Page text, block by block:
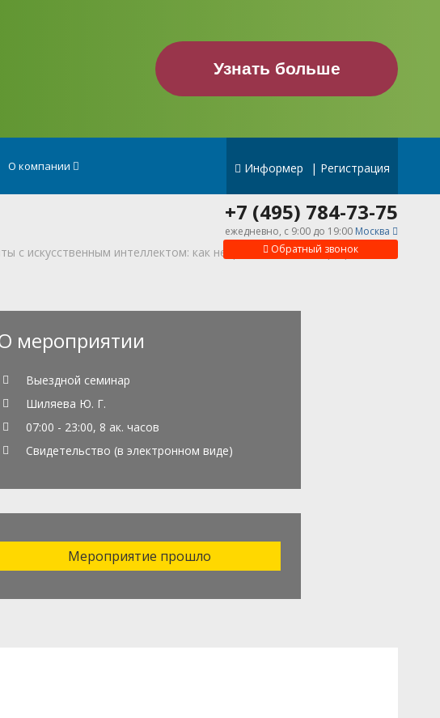
Узнать больше
О компании Информер | Регистрация
Обратный звонок
+7 (495) 784-73-75
ежедневно, c 9:00 до 19:00 Москва
с искусственным интеллектом: как нейросети меняют профессию
мероприятии
Выездной семинар
Шиляева Ю. Г.
07:00 - 23:00, 8 ак. часов
Свидетельство (в электронном виде)
Мероприятие прошло